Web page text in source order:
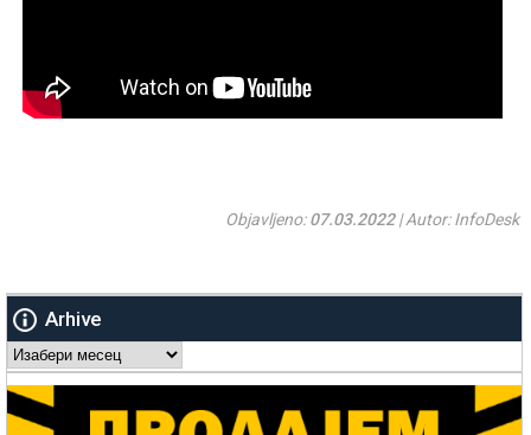
Objavljeno:07.03.2022| Autor: InfoDesk
Arhive
Arhive